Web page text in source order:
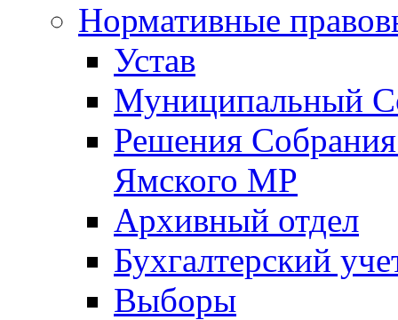
Нормативные
Устав
Муниципальный
Решения
Ямского МР
Архивный отдел
Бухгалтерский
Выборы